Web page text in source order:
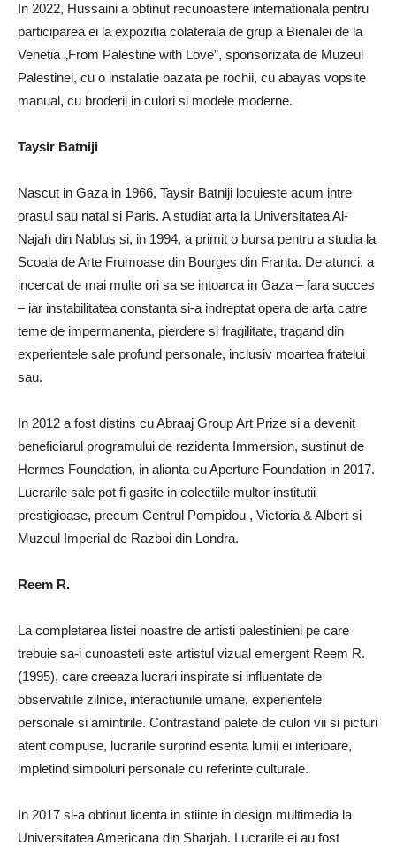
In 2022, Hussaini a obtinut recunoastere internationala pentru
participarea ei la expozitia colaterala de grup a Bienalei de la
Venetia „From Palestine with Love”, sponsorizata de Muzeul
Palestinei, cu o instalatie bazata pe rochii, cu abayas vopsite
manual, cu broderii in culori si modele moderne.
Taysir Batniji
Nascut in Gaza in 1966, Taysir Batniji locuieste acum intre
orasul sau natal si Paris. A studiat arta la Universitatea Al-
Najah din Nablus si, in 1994, a primit o bursa pentru a studia la
Scoala de Arte Frumoase din Bourges din Franta. De atunci, a
incercat de mai multe ori sa se intoarca in Gaza – fara succes
– iar instabilitatea constanta si-a indreptat opera de arta catre
teme de impermanenta, pierdere si fragilitate, tragand din
experientele sale profund personale, inclusiv moartea fratelui
sau.
In 2012 a fost distins cu Abraaj Group Art Prize si a devenit
beneficiarul programului de rezidenta Immersion, sustinut de
Hermes Foundation, in alianta cu Aperture Foundation in 2017.
Lucrarile sale pot fi gasite in colectiile multor institutii
prestigioase, precum Centrul Pompidou , Victoria & Albert si
Muzeul Imperial de Razboi din Londra.
Reem R.
La completarea listei noastre de artisti palestinieni pe care
trebuie sa-i cunoasteti este artistul vizual emergent Reem R.
(1995), care creeaza lucrari inspirate si influentate de
observatiile zilnice, interactiunile umane, experientele
personale si amintirile. Contrastand palete de culori vii si picturi
atent compuse, lucrarile surprind esenta lumii ei interioare,
impletind simboluri personale cu referinte culturale.
In 2017 si-a obtinut licenta in stiinte in design multimedia la
Universitatea Americana din Sharjah. Lucrarile ei au fost